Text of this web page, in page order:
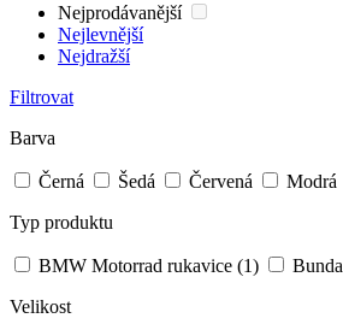
Nejprodávanější
Nejlevnější
Nejdražší
Filtrovat
Barva
Černá Šedá Červená Modrá
Typ produktu
BMW Motorrad rukavice (1) Bunda
Velikost